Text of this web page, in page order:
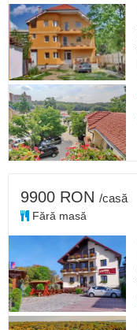
9900 RON /casă
Fără masă